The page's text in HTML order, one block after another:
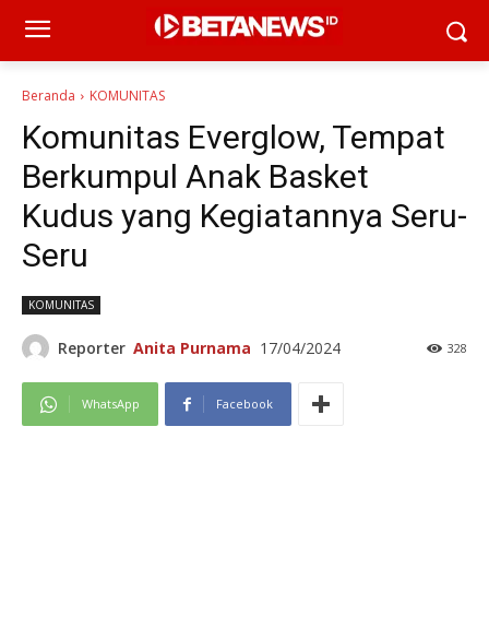
Beranda KOMUNITAS
Komunitas Everglow, Tempat
Berkumpul Anak Basket
Kudus yang Kegiatannya Seru-
Seru
KOMUNITAS
Reporter Anita Purnama 17/04/2024 328
WhatsApp Facebook